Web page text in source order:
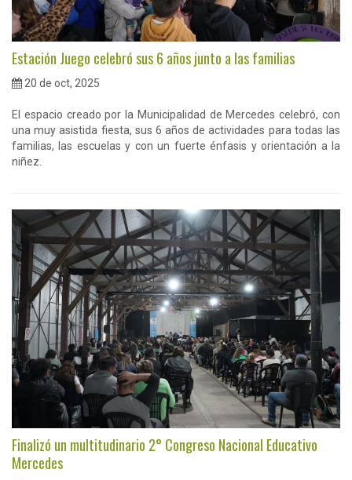
Estación Juego celebró sus 6 años junto a las familias
20 de oct, 2025
El espacio creado por la Municipalidad de Mercedes celebró, con
una muy asistida fiesta, sus 6 años de actividades para todas las
familias, las escuelas y con un fuerte énfasis y orientación a la
niñez.
Finalizó un multitudinario 2° Congreso Nacional Educativo
Mercedes